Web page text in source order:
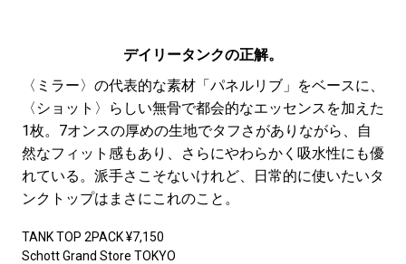
デイリータンクの正解。
〈ミラー〉の代表的な素材「パネルリブ」をベースに、
〈ショット〉らしい無骨で都会的なエッセンスを加えた
1枚。7オンスの厚めの生地でタフさがありながら、自
然なフィット感もあり、さらにやわらかく吸水性にも優
れている。派手さこそないけれど、日常的に使いたいタ
ンクトップはまさにこれのこと。
TANK TOP 2PACK ¥7,150
Schott Grand Store TOKYO